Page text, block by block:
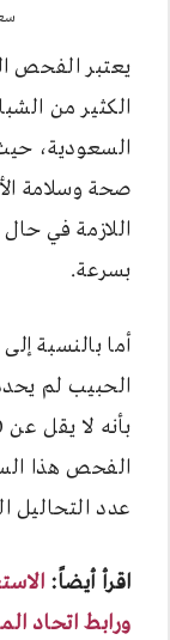
يعتبر الفحص
الكثير من
السعودية،
صحة وسلامة
اللازمة في
بسرعة.
أما بالنسبة
الحبيب لم
الفحص هذا
عدد التحاليل
اقرأ أيضاً:
ورابط اتحاد